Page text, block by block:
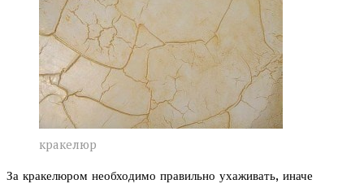
кракелюр
За кракелюром необходимо правильно ухаживать, иначе